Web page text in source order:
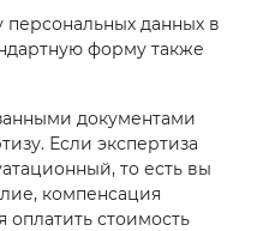
персональных данных в
форму также
документами
Если экспертиза
то есть вы
компенсация
стоимость